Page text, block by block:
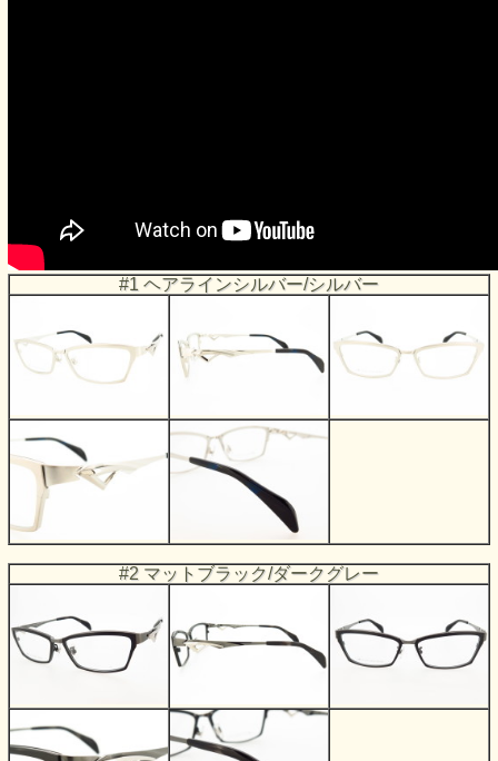
#1 ヘアラインシルバー/シルバー
#2 マットブラック/ダークグレー